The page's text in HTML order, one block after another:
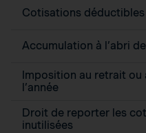
Cotisations déductibles
Accumulation à l’abri
Imposition au retrait ou
l’année
Droit de reporter les
inutilisées